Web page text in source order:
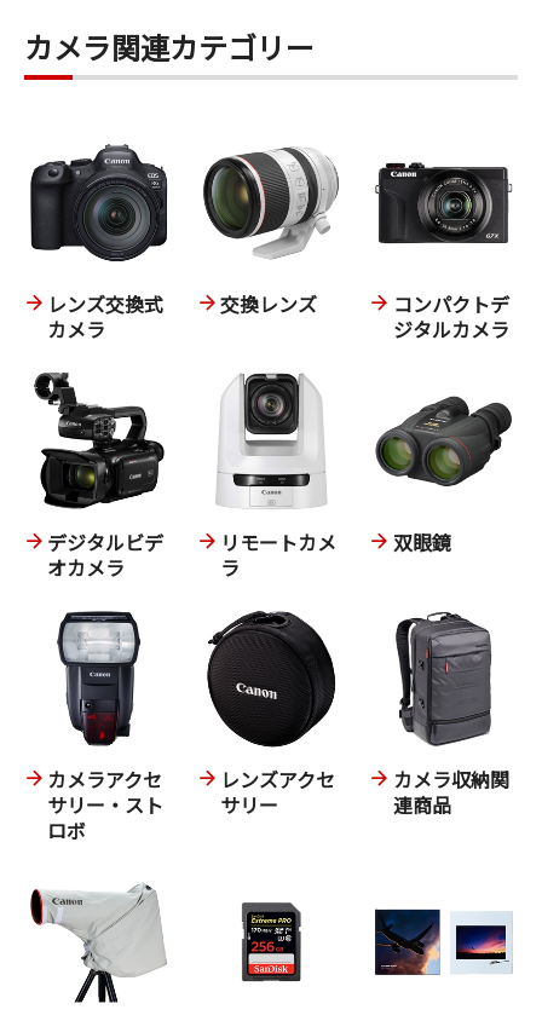
カメラ関連カテゴリー
レンズ交換式
カメラ
交換レンズ
コンパクトデ
ジタルカメラ
デジタルビデ
オカメラ
リモートカメ
ラ
双眼鏡
カメラアクセ
サリー・スト
ロボ
レンズアクセ
サリー
カメラ収納関
連商品